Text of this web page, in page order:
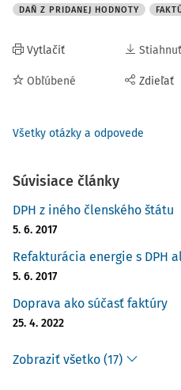
DAŇ Z PRIDANEJ HODNOTY
Vytlačiť
Obľúbené
Stiahnuť
Zdieľať
Všetky otázky a odpovede
Súvisiace články
DPH z iného členského štátu
5. 6. 2017
Refakturácia energie s DPH
5. 6. 2017
Doprava ako súčasť faktúry
25. 4. 2022
Zobraziť všetko (17)